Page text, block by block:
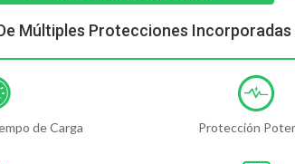
Múltiples Protecciones Incorporadas
de Carga Protección